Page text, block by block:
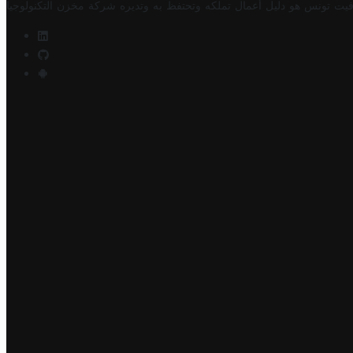
تونس هو دليل أعمال تملكه وتحتفظ به وتديره شركة مخزن التكنولوجيا